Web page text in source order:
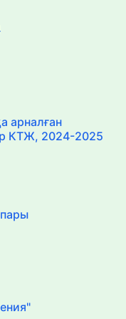
арналған
КТЖ, 2024-2025